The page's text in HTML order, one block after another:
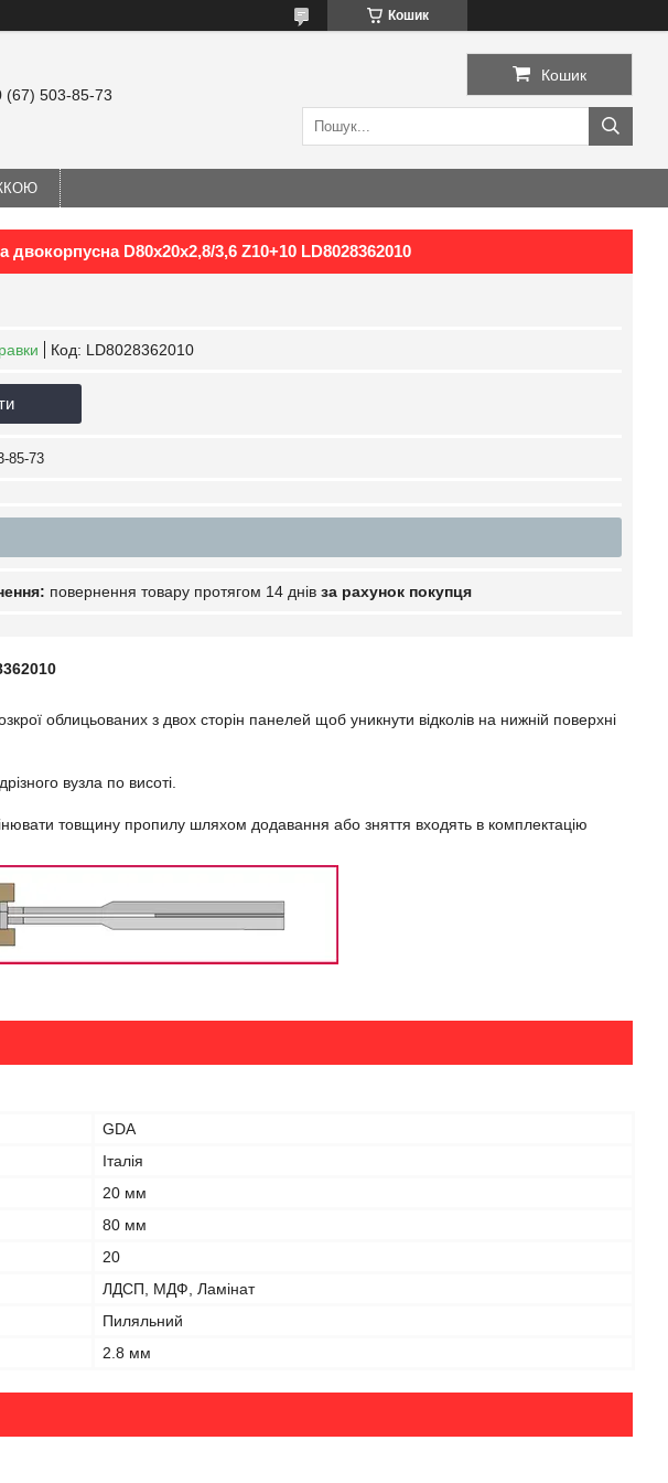
Кошик
(67) 503-85-73
Кошик
двокорпусна D80x20x2,8/3,6 Z10+10 LD8028362010
Код: LD8028362010
85-73
повернення товару протягом 14 днів за рахунок покупця
облицьованих з двох сторін панелей щоб уникнути відколів на нижній поверхні
вузла по висоті.
товщину пропилу шляхом додавання або зняття входять в комплектацію
GDA
Італія
20 мм
80 мм
20
ЛДСП, МДФ, Ламінат
Пиляльний
2.8 мм